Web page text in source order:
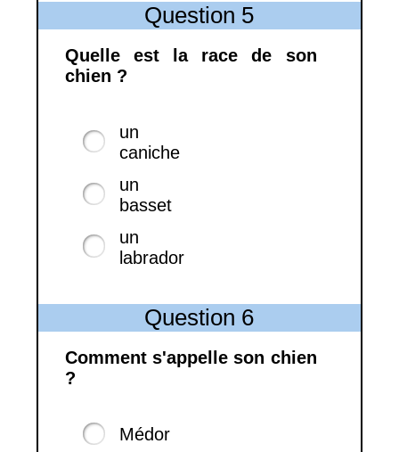
Question 5
Quelle est la race de son
chien ?
un
caniche
un
basset
un
labrador
Question 6
Comment s'appelle son chien
?
Médor